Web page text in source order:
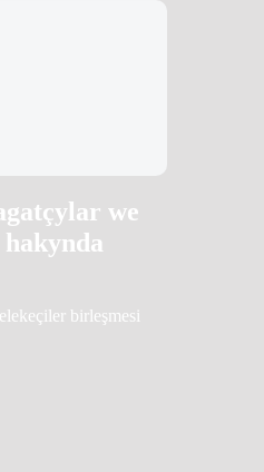
we
birleşmesi